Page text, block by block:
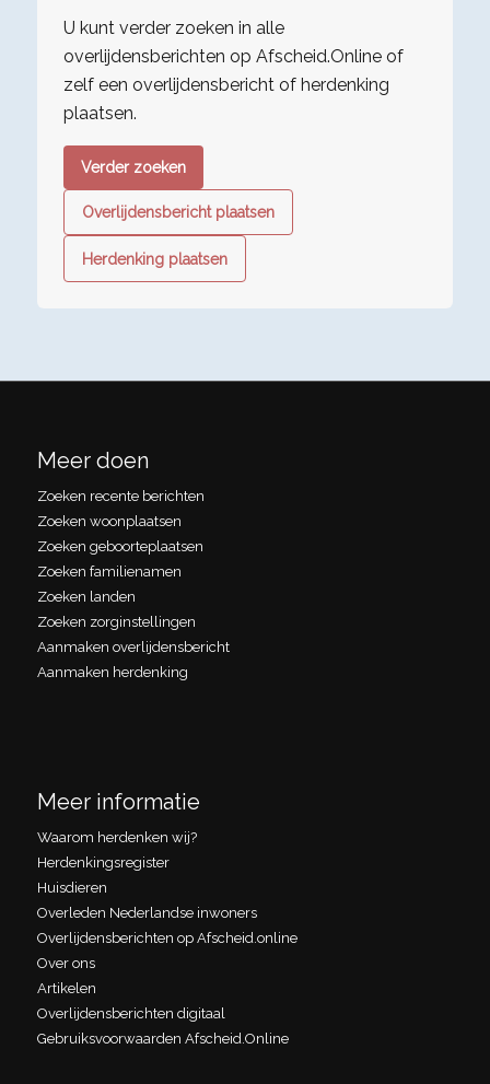
U kunt verder zoeken in alle
overlijdensberichten op Afscheid.Online of
zelf een overlijdensbericht of herdenking
plaatsen.
Verder zoeken
Overlijdensbericht plaatsen
Herdenking plaatsen
Meer doen
Zoeken recente berichten
Zoeken woonplaatsen
Zoeken geboorteplaatsen
Zoeken familienamen
Zoeken landen
Zoeken zorginstellingen
Aanmaken overlijdensbericht
Aanmaken herdenking
Meer informatie
Waarom herdenken wij?
Herdenkingsregister
Huisdieren
Overleden Nederlandse inwoners
Overlijdensberichten op Afscheid.online
Over ons
Artikelen
Overlijdensberichten digitaal
Gebruiksvoorwaarden Afscheid.Online